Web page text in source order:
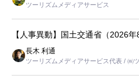
ツーリズムメディアサービス
【人事異動】国土交通省（2026
長木 利通
ツーリズムメディアサービス代表 / ㈱